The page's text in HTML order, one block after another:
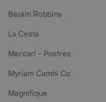
Baskin Robbins
La Cesta
Mercari - Postres
Myriam Camhi Co
Magnifique